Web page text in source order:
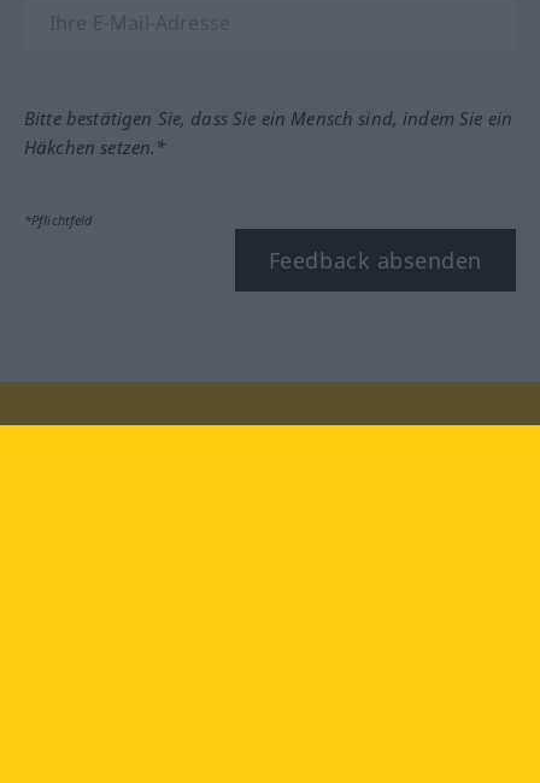
Bitte bestätigen Sie, dass Sie ein Mensch sind, indem Sie ein
Häkchen setzen.*
*Pflichtfeld
Feedback absenden